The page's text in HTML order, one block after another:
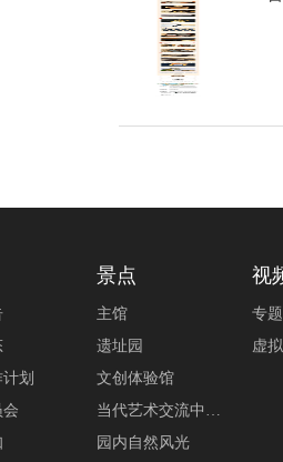
划
景点
主馆
遗址园
文创体验馆
当代艺术交流中…
园内自然风光
视
专
虚